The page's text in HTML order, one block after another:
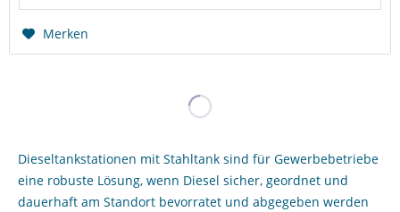
Merken
Dieseltankstationen mit Stahltank sind für Gewerbebetriebe
eine robuste Lösung, wenn Diesel sicher, geordnet und
dauerhaft am Standort bevorratet und abgegeben werden